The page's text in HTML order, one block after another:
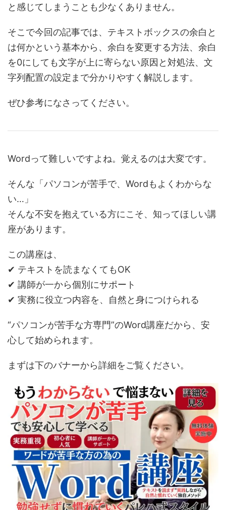
と感じてしまうことも少なくありません。
そこで今回の記事では、テキストボックスの余白と
は何かという基本から、余白を変更する方法、余白
を0にしても文字が上に寄らない原因と対処法、文
字列配置の設定まで分かりやすく解説します。
ぜひ参考になさってください。
Wordって難しいですよね。覚えるのは大変です。
そんな「パソコンが苦手で、Wordもよくわからな
い…」
そんな不安を抱えている方にこそ、知ってほしい講
座があります。
この講座は、
✔ テキストを読まなくてもOK
✔ 講師が一から個別にサポート
✔ 実務に役立つ内容を、自然と身につけられる
“パソコンが苦手な方専門”のWord講座だから、安
心して始められます。
まずは下のバナーから詳細をご覧ください。